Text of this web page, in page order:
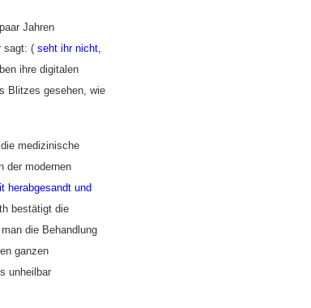
Jahren
sagt: ( seht ihr nicht,
ihre digitalen
Blitzes gesehen, wie
medizinische
der modernen
herabgesandt und
bestätigt die
die Behandlung
ganzen
unheilbar